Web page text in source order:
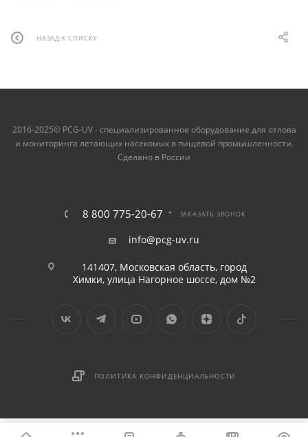
НАЗАД К СПИСКУ
2016-2025© PCG-UV - специализированное оборудование для отлова
и мониторинга летающих насекомых в пищевой промышленности.
Сделано в России
8 800 775-20-67 ЗАКАЗАТЬ ЗВОНОК
info@pcg-uv.ru
141407, Московская область, город
Химки, улица Нагорное шоссе, дом №2
ПОЛИТИКА КОНФИДЕНЦИАЛЬНОСТИ